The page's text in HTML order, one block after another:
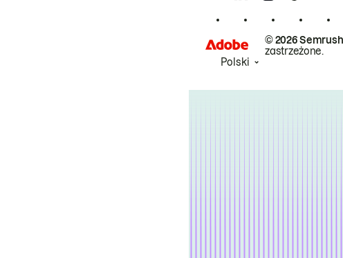
© 2026
zastrzeżone.
Polski